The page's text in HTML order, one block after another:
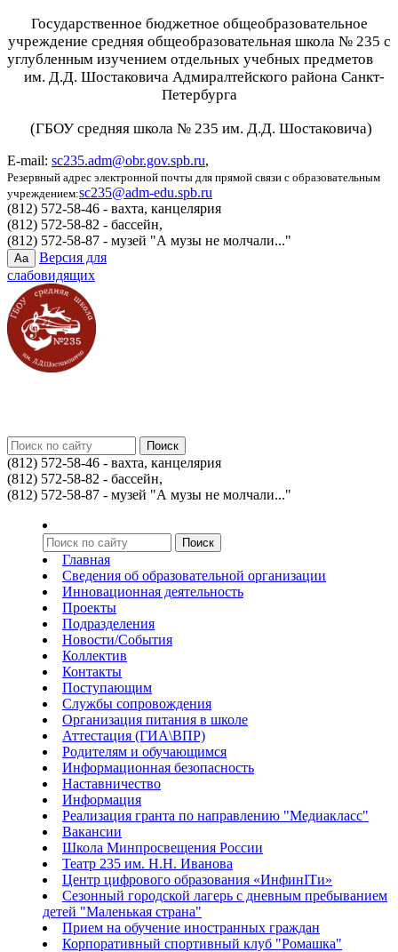
Государственное бюджетное общеобразовательное
учреждение средняя общеобразовательная школа № 235 с
углубленным изучением отдельных учебных предметов
им. Д.Д. Шостаковича Адмиралтейского района Санкт-
Петербурга
(ГБОУ средняя школа № 235 им. Д.Д. Шостаковича)
E-mail: sc235.adm@obr.gov.spb.ru,
Резервный адрес электронной почты для прямой связи с образовательным
учреждением:sc235@adm-edu.spb.ru
(812) 572-58-46 - вахта, канцелярия
(812) 572-58-82 - бассейн,
(812) 572-58-87 - музей "А музы не молчали..."
Aa
Версия для
слабовидящих
(812) 572-58-46 - вахта, канцелярия
(812) 572-58-82 - бассейн,
(812) 572-58-87 - музей "А музы не молчали..."
Главная
Сведения об образовательной организации
Инновационная деятельность
Проекты
Подразделения
Новости/События
Коллектив
Контакты
Поступающим
Службы сопровождения
Организация питания в школе
Аттестация (ГИА\ВПР)
Родителям и обучающимся
Информационная безопасность
Наставничество
Информация
Реализация гранта по направлению "Медиакласс"
Вакансии
Школа Минпросвещения России
Театр 235 им. Н.Н. Иванова
Центр цифрового образования «ИнфинITи»
Сезонный городской лагерь с дневным пребыванием
детей "Маленькая страна"
Прием на обучение иностранных граждан
Корпоративный спортивный клуб "Ромашка"